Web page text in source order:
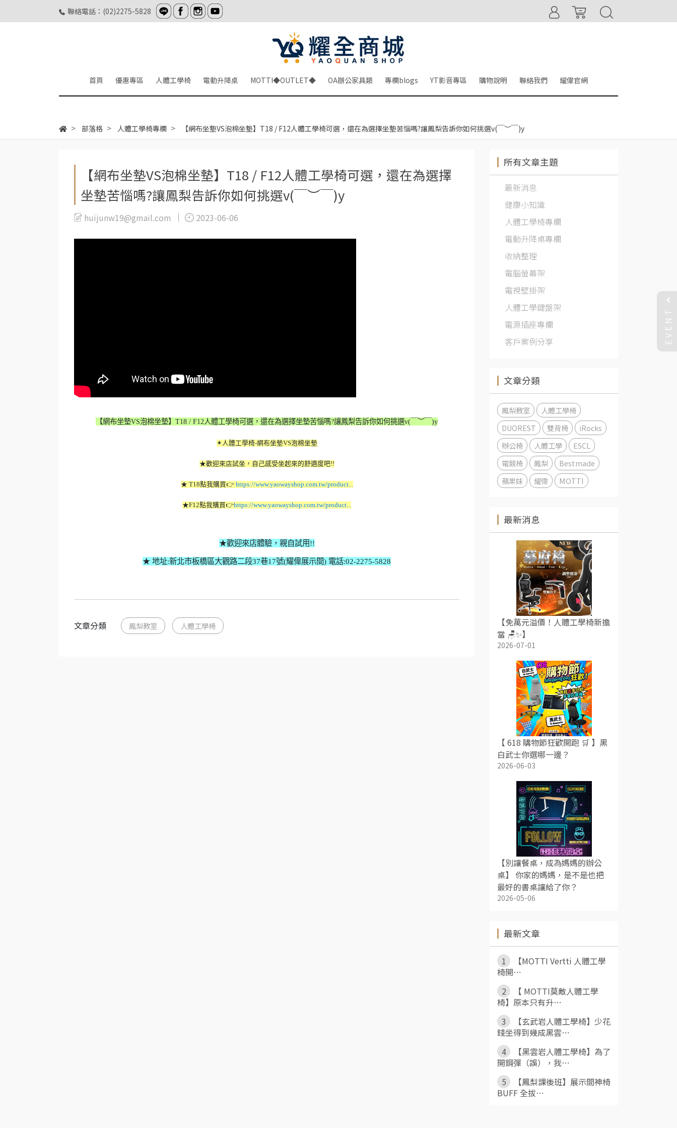
聯絡電話：(02)2275-5828
首頁 優惠專區 人體工學椅 電動升降桌 MOTTI◆OUTLET◆ OA辦公家具類 專欄blogs YT影音專區 購物說明 聯絡我們 耀偉官網
部落格 人體工學椅專欄 【網布坐墊VS泡棉坐墊】T18 / F12人體工學椅可選，還在為選擇坐墊苦惱嗎?讓鳳梨告訴你如何挑選v(￣︶￣)y
【網布坐墊VS泡棉坐墊】T18 / F12人體工學椅可選，還在為選擇
坐墊苦惱嗎?讓鳳梨告訴你如何挑選v(￣︶￣)y
huijunw19@gmail.com 2023-06-06
【網布坐墊VS泡棉坐墊】T18 / F12人體工學椅可選，還在為選擇坐墊苦惱嗎?讓鳳梨告訴你如何挑選v(￣︶￣)y
✶人體工學椅-網布坐墊VS泡棉坐墊
★歡迎來店試坐，自己感受坐起來的舒適度吧!!
★ T18點我購買👉 https://www.yaowayshop.com.tw/product...
★F12點我購買👉https://www.yaowayshop.com.tw/product...
★歡迎來店體驗，親自試用!!
★ 地址:新北市板橋區大觀路二段37巷17號(耀偉展示間) 電話:02-2275-5828
文章分類 鳳梨教室 人體工學椅
所有文章主題
最新消息
健康小知識
人體工學椅專欄
電動升降桌專欄
收納整理
電腦螢幕架
電視壁掛架
人體工學鍵盤架
電源插座專欄
客戶案例分享
文章分類
鳳梨教室
人體工學椅
DUOREST
雙背椅
iRocks
辦公椅
人體工學
ESCL
電競椅
鳳梨
Bestmade
蘋果妹
耀偉 MOTTI
最新消息
【免萬元溢價！人體工學椅新擔
當 🪑✨】
2026-07-01
【 618 購物節狂歡開跑 🛒 】黑
白武士你選哪一邊？
2026-06-03
【別讓餐桌，成為媽媽的辦公
桌】 你家的媽媽，是不是也把
最好的書桌讓給了你？
2026-05-06
最新文章
1
【MOTTI Vertti 人體工學
椅開⋯
2
【 MOTTI莫敵人體工學
椅】原本只有升⋯
3
【玄武岩人體工學椅】少花
錢坐得到幾成黑雲⋯
4
【黑雲岩人體工學椅】為了
開鋼彈（誤），我⋯
5
【鳳梨課後班】展示間神椅
BUFF 全拔⋯
EVENT